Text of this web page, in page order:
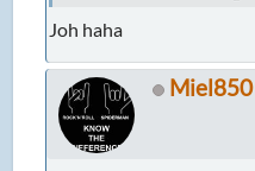
Joh haha
Miel850